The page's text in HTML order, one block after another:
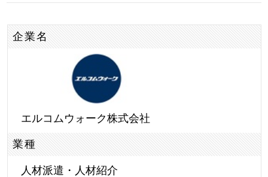
企業名
エルコムウォーク株式会社
業種
人材派遣・人材紹介